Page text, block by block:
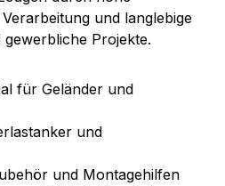
und langlebige
Projekte.
für Geländer und
und
und Montagehilfen